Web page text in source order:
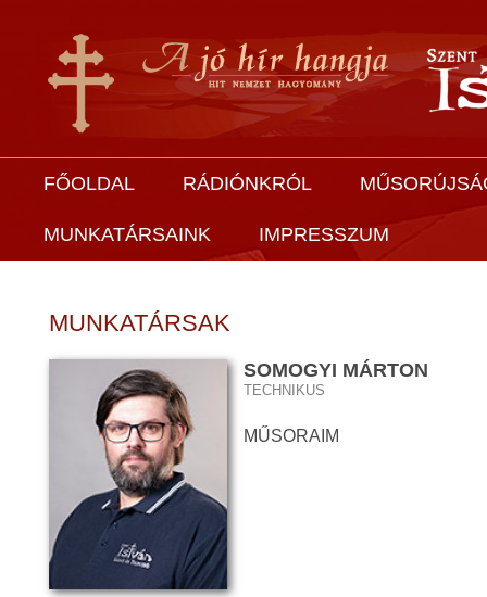
FŐOLDAL RÁDIÓNKRÓL
MUNKATÁRSAINK IMPRESSZUM
MUNKATÁRSAK
SOMOGYI MÁRTON
TECHNIKUS
MŰSORAIM